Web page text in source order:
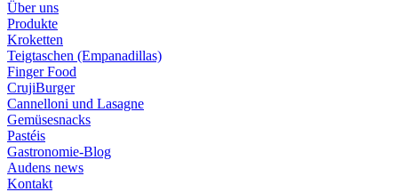
Über uns
Produkte
Kroketten
Teigtaschen (Empanadillas)
Finger Food
CrujiBurger
Cannelloni und Lasagne
Gemüsesnacks
Pastéis
Gastronomie-Blog
Audens news
Kontakt